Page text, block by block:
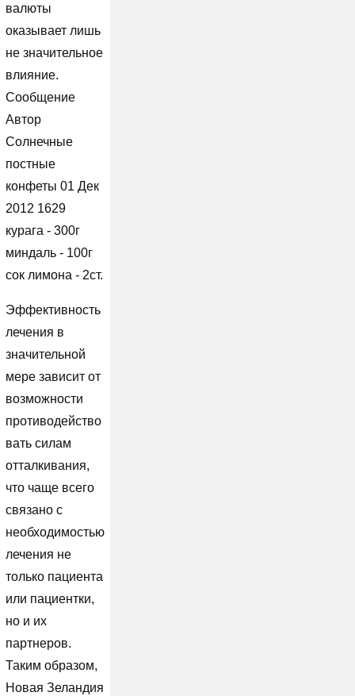
валюты
оказывает лишь
не значительное
влияние.
Сообщение
Автор
Солнечные
постные
конфеты 01 Дек
2012 1629
курага - 300г
миндаль - 100г
сок лимона - 2ст.
Эффективность
лечения в
значительной
мере зависит от
возможности
противодейство
вать силам
отталкивания,
что чаще всего
связано с
необходимостью
лечения не
только пациента
или пациентки,
но и их
партнеров.
Таким образом,
Новая Зеландия